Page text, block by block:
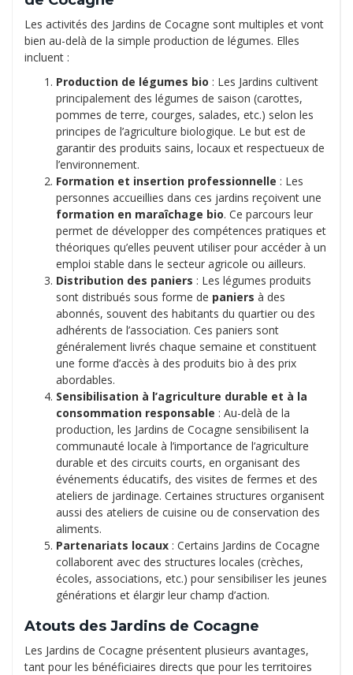
Les activités des Jardins de Cocagne sont multiples et vont
bien au-delà de la simple production de légumes. Elles
incluent :
Production de légumes bio : Les Jardins cultivent
principalement des légumes de saison (carottes,
pommes de terre, courges, salades, etc.) selon les
principes de l’agriculture biologique. Le but est de
garantir des produits sains, locaux et respectueux de
l’environnement.
Formation et insertion professionnelle : Les
personnes accueillies dans ces jardins reçoivent une
formation en maraîchage bio. Ce parcours leur
permet de développer des compétences pratiques et
théoriques qu’elles peuvent utiliser pour accéder à un
emploi stable dans le secteur agricole ou ailleurs.
Distribution des paniers : Les légumes produits
sont distribués sous forme de paniers à des
abonnés, souvent des habitants du quartier ou des
adhérents de l’association. Ces paniers sont
généralement livrés chaque semaine et constituent
une forme d’accès à des produits bio à des prix
abordables.
Sensibilisation à l’agriculture durable et à la
consommation responsable : Au-delà de la
production, les Jardins de Cocagne sensibilisent la
communauté locale à l’importance de l’agriculture
durable et des circuits courts, en organisant des
événements éducatifs, des visites de fermes et des
ateliers de jardinage. Certaines structures organisent
aussi des ateliers de cuisine ou de conservation des
aliments.
Partenariats locaux : Certains Jardins de Cocagne
collaborent avec des structures locales (crèches,
écoles, associations, etc.) pour sensibiliser les jeunes
générations et élargir leur champ d’action.
Atouts des Jardins de Cocagne
Les Jardins de Cocagne présentent plusieurs avantages,
tant pour les bénéficiaires directs que pour les territoires